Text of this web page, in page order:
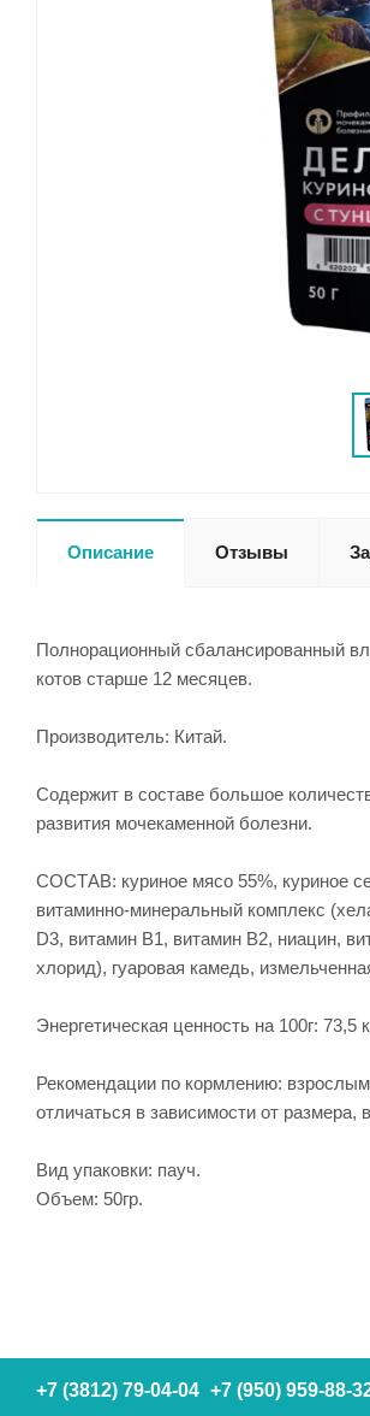
Описание Отзывы
Полнорационный сбалансированный
котов старше 12 месяцев.
Производитель: Китай.
Содержит в составе большое
развития мочекаменной болезни.
СОСТАВ: куриное мясо 55%, куриное
витаминно-минеральный комплекс
D3, витамин В1, витамин В2, ниацин,
хлорид), гуаровая камедь,
Энергетическая ценность на 100г: 73,5
Рекомендации по кормлению: взрослым
отличаться в зависимости от
Вид упаковки: пауч.
Объем: 50гр.
+7 (3812) 79-04-04 +7 (950) 959-88-